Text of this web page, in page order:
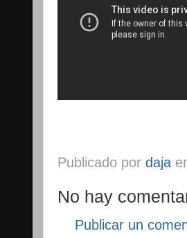
Publicado por daja
No hay
Publicar un